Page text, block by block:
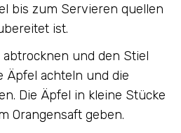
bis zum Servieren quellen
ist.
und den Stiel
Äpfel achteln und die
Die Äpfel in kleine Stücke
Orangensaft geben.